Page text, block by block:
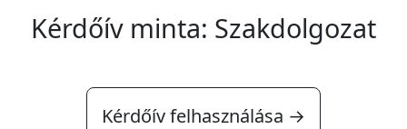
Kérdőív minta: Szakdolgozat
Kérdőív felhasználása →